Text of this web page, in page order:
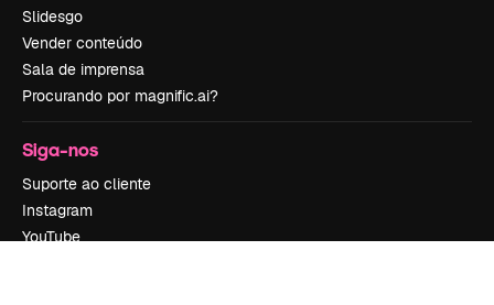
Slidesgo
Vender conteúdo
Sala de imprensa
Procurando por magnific.ai?
Siga-nos
Suporte ao cliente
Instagram
YouTube